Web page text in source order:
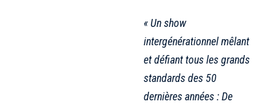
« Un show
intergénérationnel mêlant
et défiant tous les grands
standards des 50
dernières années : De